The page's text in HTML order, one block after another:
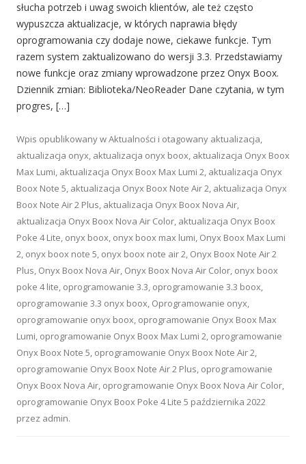
słucha potrzeb i uwag swoich klientów, ale też często
wypuszcza aktualizacje, w których naprawia błędy
oprogramowania czy dodaje nowe, ciekawe funkcje. Tym
razem system zaktualizowano do wersji 3.3. Przedstawiamy
nowe funkcje oraz zmiany wprowadzone przez Onyx Boox.
Dziennik zmian: Biblioteka/NeoReader Dane czytania, w tym
progres, […]
Wpis opublikowany wAktualności i otagowany aktualizacja,
aktualizacja onyx, aktualizacja onyx boox, aktualizacja Onyx Boox
Max Lumi, aktualizacja Onyx Boox Max Lumi 2, aktualizacja Onyx
Boox Note 5, aktualizacja Onyx Boox Note Air 2, aktualizacja Onyx
Boox Note Air 2 Plus, aktualizacja Onyx Boox Nova Air,
aktualizacja Onyx Boox Nova Air Color, aktualizacja Onyx Boox
Poke 4 Lite, onyx boox, onyx boox max lumi, Onyx Boox Max Lumi
2, onyx boox note 5, onyx boox note air 2, Onyx Boox Note Air 2
Plus, Onyx Boox Nova Air, Onyx Boox Nova Air Color, onyx boox
poke 4 lite, oprogramowanie 3.3, oprogramowanie 3.3 boox,
oprogramowanie 3.3 onyx boox, Oprogramowanie onyx,
oprogramowanie onyx boox, oprogramowanie Onyx Boox Max
Lumi, oprogramowanie Onyx Boox Max Lumi 2, oprogramowanie
Onyx Boox Note 5, oprogramowanie Onyx Boox Note Air 2,
oprogramowanie Onyx Boox Note Air 2 Plus, oprogramowanie
Onyx Boox Nova Air, oprogramowanie Onyx Boox Nova Air Color,
oprogramowanie Onyx Boox Poke 4 Lite 5 października 2022
przez admin.